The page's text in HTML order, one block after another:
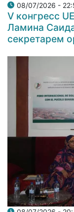
08/07/2026 -
V конгресс
Ламина
секретарем